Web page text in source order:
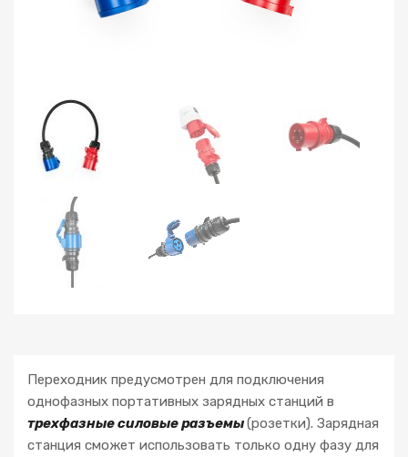
Переходник предусмотрен для подключения
однофазных портативных зарядных станций в
трехфазные силовые разъемы(розетки). Зарядная
станция сможет использовать только одну фазу для